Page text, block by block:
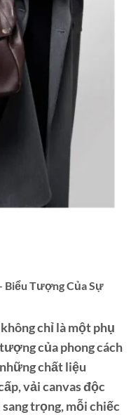
Biểu Tượng Của Sự
chỉ là một phụ
của phong cách
chất liệu
vải canvas độc
trọng, mỗi chiếc